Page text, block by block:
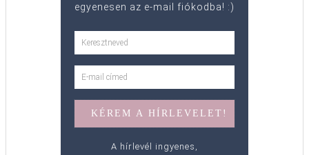
egyenesen az e-mail fiókodba! :)
A hírlevél ingyenes,